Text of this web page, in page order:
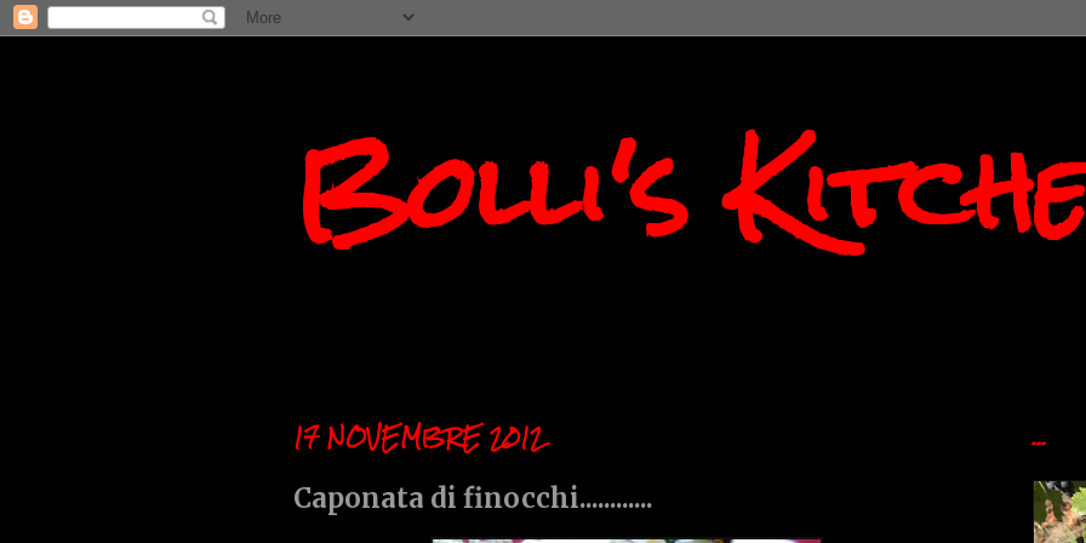
Bolli's
17 NOVEMBRE 2012
Caponata di finocchi............
...